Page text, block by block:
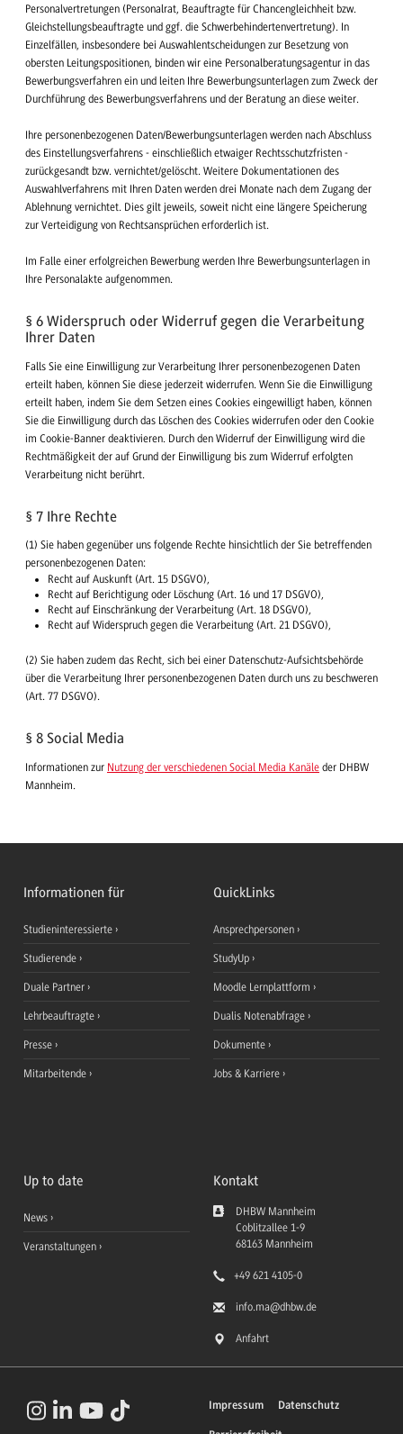
Personalvertretungen (Personalrat, Beauftragte für Chancengleichheit bzw.
Gleichstellungsbeauftragte und ggf. die Schwerbehindertenvertretung). In
Einzelfällen, insbesondere bei Auswahlentscheidungen zur Besetzung von
obersten Leitungspositionen, binden wir eine Personalberatungsagentur in das
Bewerbungsverfahren ein und leiten Ihre Bewerbungsunterlagen zum Zweck der
Durchführung des Bewerbungsverfahrens und der Beratung an diese weiter.
Ihre personenbezogenen Daten/Bewerbungsunterlagen werden nach Abschluss
des Einstellungsverfahrens - einschließlich etwaiger Rechtsschutzfristen -
zurückgesandt bzw. vernichtet/gelöscht. Weitere Dokumentationen des
Auswahlverfahrens mit Ihren Daten werden drei Monate nach dem Zugang der
Ablehnung vernichtet. Dies gilt jeweils, soweit nicht eine längere Speicherung
zur Verteidigung von Rechtsansprüchen erforderlich ist.
Im Falle einer erfolgreichen Bewerbung werden Ihre Bewerbungsunterlagen in
Ihre Personalakte aufgenommen.
§ 6 Widerspruch oder Widerruf gegen die Verarbeitung
Ihrer Daten
Falls Sie eine Einwilligung zur Verarbeitung Ihrer personenbezogenen Daten
erteilt haben, können Sie diese jederzeit widerrufen. Wenn Sie die Einwilligung
erteilt haben, indem Sie dem Setzen eines Cookies eingewilligt haben, können
Sie die Einwilligung durch das Löschen des Cookies widerrufen oder den Cookie
im Cookie-Banner deaktivieren. Durch den Widerruf der Einwilligung wird die
Rechtmäßigkeit der auf Grund der Einwilligung bis zum Widerruf erfolgten
Verarbeitung nicht berührt.
§ 7 Ihre Rechte
(1) Sie haben gegenüber uns folgende Rechte hinsichtlich der Sie betreffenden
personenbezogenen Daten:
Recht auf Auskunft (Art. 15 DSGVO),
Recht auf Berichtigung oder Löschung (Art. 16 und 17 DSGVO),
Recht auf Einschränkung der Verarbeitung (Art. 18 DSGVO),
Recht auf Widerspruch gegen die Verarbeitung (Art. 21 DSGVO),
(2) Sie haben zudem das Recht, sich bei einer Datenschutz-Aufsichtsbehörde
über die Verarbeitung Ihrer personenbezogenen Daten durch uns zu beschweren
(Art. 77 DSGVO).
§ 8 Social Media
Informationen zur Nutzung der verschiedenen Social Media Kanäle der DHBW
Mannheim.
Informationen für
Studieninteressierte
Studierende
Duale Partner
Lehrbeauftragte
Presse
Mitarbeitende
QuickLinks
Ansprechpersonen
StudyUp
Moodle Lernplattform
Dualis Notenabfrage
Dokumente
Jobs & Karriere
Up to date
News
Veranstaltungen
Kontakt
DHBW Mannheim
Coblitzallee 1-9
68163 Mannheim
+49 621 4105-0
info.ma@dhbw.de
Anfahrt
Impressum Datenschutz